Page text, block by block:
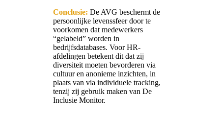
Conclusie: De AVG beschermt de
persoonlijke levenssfeer door te
voorkomen dat medewerkers
“gelabeld” worden in
bedrijfsdatabases. Voor HR-
afdelingen betekent dit dat zij
diversiteit moeten bevorderen via
cultuur en anonieme inzichten, in
plaats van via individuele tracking,
tenzij zij gebruik maken van De
Inclusie Monitor.